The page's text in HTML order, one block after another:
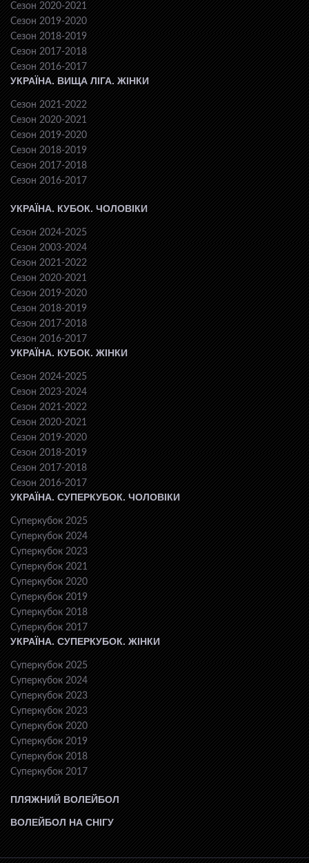
Сезон 2020-2021
Сезон 2019-2020
Сезон 2018-2019
Сезон 2017-2018
Сезон 2016-2017
УКРАЇНА. ВИЩА ЛІГА. ЖІНКИ
Сезон 2021-2022
Сезон 2020-2021
Сезон 2019-2020
Сезон 2018-2019
Сезон 2017-2018
Сезон 2016-2017
УКРАЇНА. КУБОК. ЧОЛОВІКИ
Сезон 2024-2025
Сезон 2003-2024
Сезон 2021-2022
Сезон 2020-2021
Сезон 2019-2020
Сезон 2018-2019
Сезон 2017-2018
Сезон 2016-2017
УКРАЇНА. КУБОК. ЖІНКИ
Сезон 2024-2025
Сезон 2023-2024
Сезон 2021-2022
Сезон 2020-2021
Сезон 2019-2020
Сезон 2018-2019
Сезон 2017-2018
Сезон 2016-2017
УКРАЇНА. СУПЕРКУБОК. ЧОЛОВІКИ
Суперкубок 2025
Суперкубок 2024
Суперкубок 2023
Суперкубок 2021
Суперкубок 2020
Суперкубок 2019
Суперкубок 2018
Суперкубок 2017
УКРАЇНА. СУПЕРКУБОК. ЖІНКИ
Суперкубок 2025
Суперкубок 2024
Суперкубок 2023
Суперкубок 2023
Суперкубок 2020
Суперкубок 2019
Суперкубок 2018
Суперкубок 2017
ПЛЯЖНИЙ ВОЛЕЙБОЛ
ВОЛЕЙБОЛ НА СНІГУ